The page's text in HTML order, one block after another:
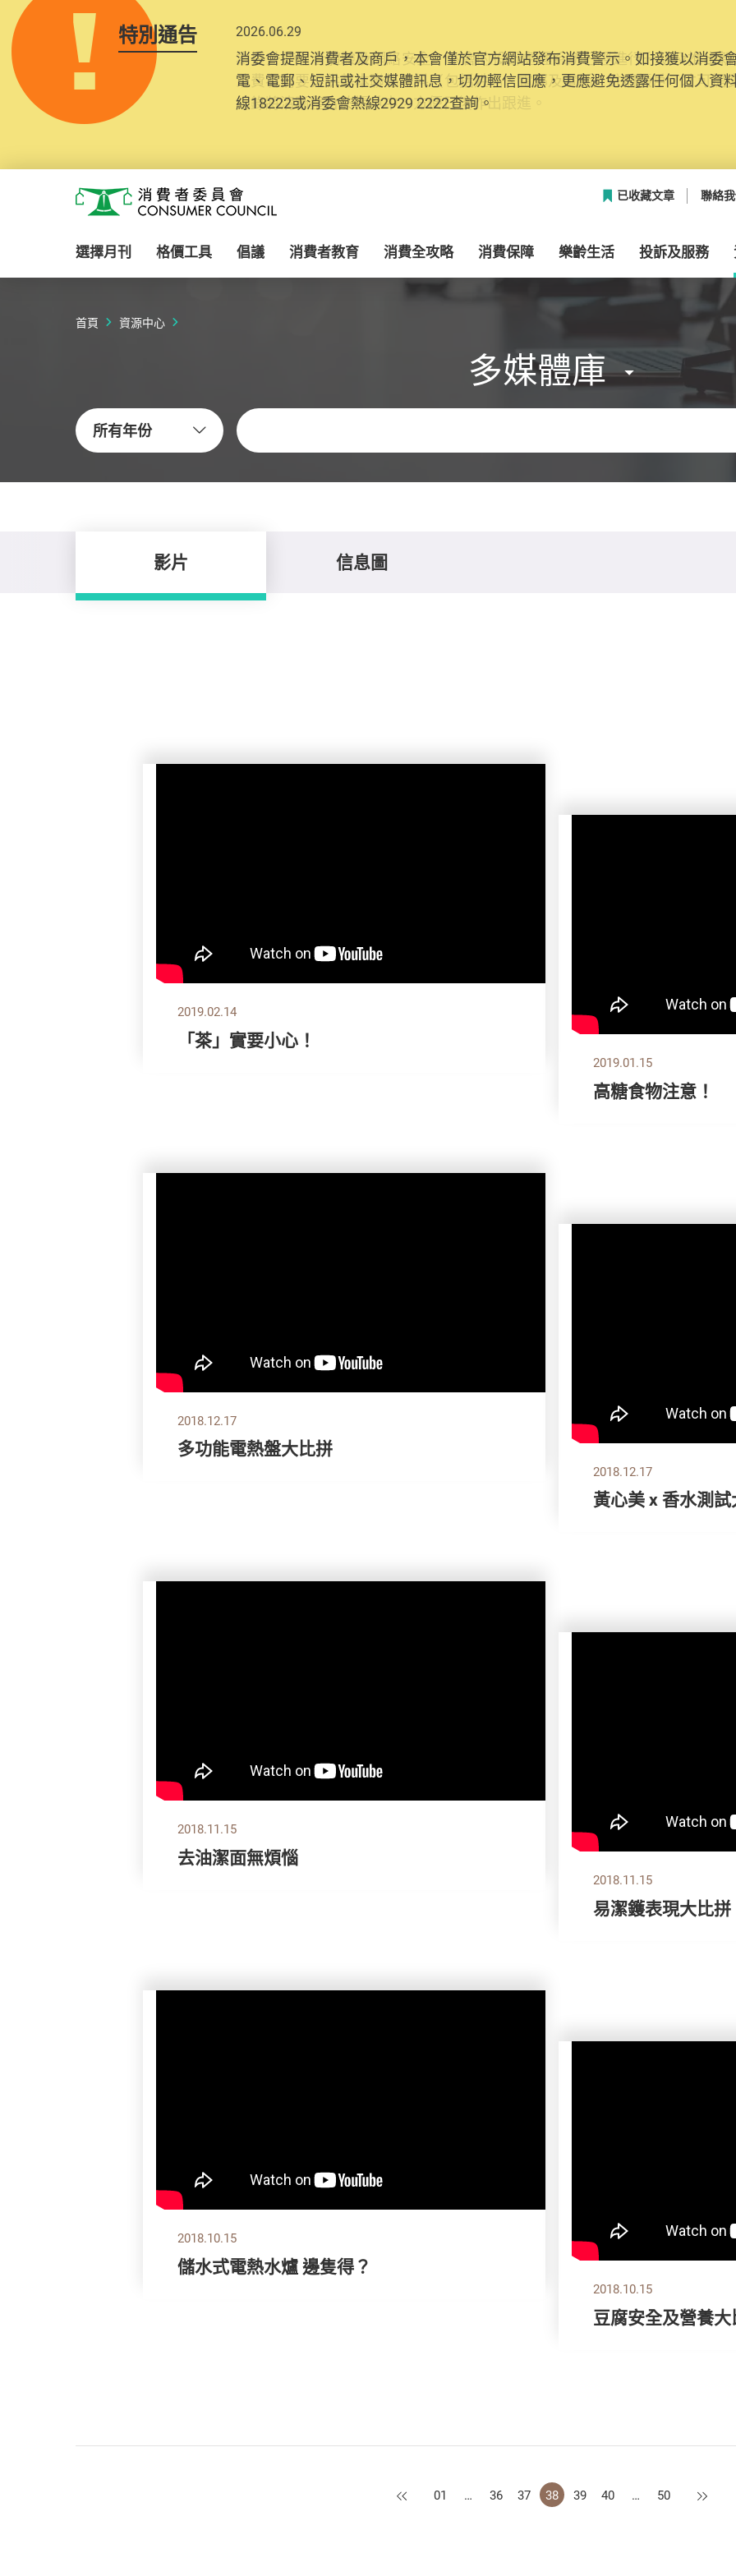
特別通告 2025.10.31
為提升使用者體驗及網絡安全，本會的投訴處理系統已經進行升級及推出
消費者需要提供基本聯絡資料（包括姓名、電郵及電話）註冊帳戶，才可提
紀錄將清晰整合於帳戶中，方便日後作出跟進。
消費者委員會
已收藏文章 聯絡
選擇月刊 格價工具 倡議 消費者教育 消費全攻略 消費保障 樂齡生活 投訴及服務
首頁 資源中心
多媒體庫
所有年份
關鍵字
影片 信息圖
2019.02.14
「茶」實要小心！
2019.01.15
高糖食物注意！
2018.12.17
多功能電熱盤大比拼
2018.12.17
黃心美 x 香水測
2018.11.15
去油潔面無煩惱
2018.11.15
易潔鑊表現大比拼
2018.10.15
儲水式電熱水爐 邊隻得？
2018.10.15
豆腐安全及營養
上一頁
01 … 36 37 38 39 40 … 50 下一頁